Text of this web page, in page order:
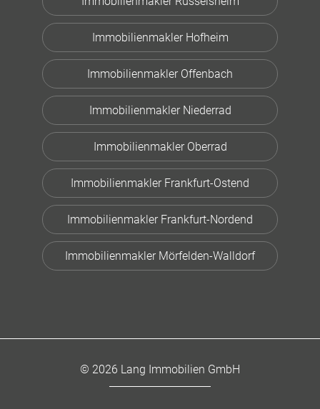
Immobilienmakler Hofheim
Immobilienmakler Offenbach
Immobilienmakler Niederrad
Immobilienmakler Oberrad
Immobilienmakler Frankfurt-Ostend
Immobilienmakler Frankfurt-Nordend
Immobilienmakler Mörfelden-Walldorf
© 2026 Lang Immobilien GmbH